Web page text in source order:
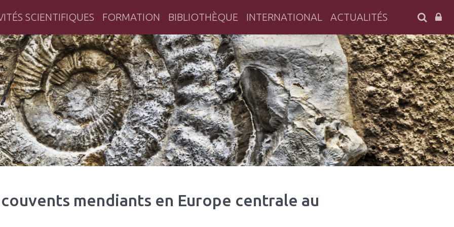
historique en Bretagne
SCIENTIFIQUES FORMATION BIBLIOTHÈQUE INTERNATIONAL ACTUALITÉS
couvents mendiants en Europe centrale au